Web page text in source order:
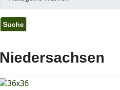
Niedersachsen